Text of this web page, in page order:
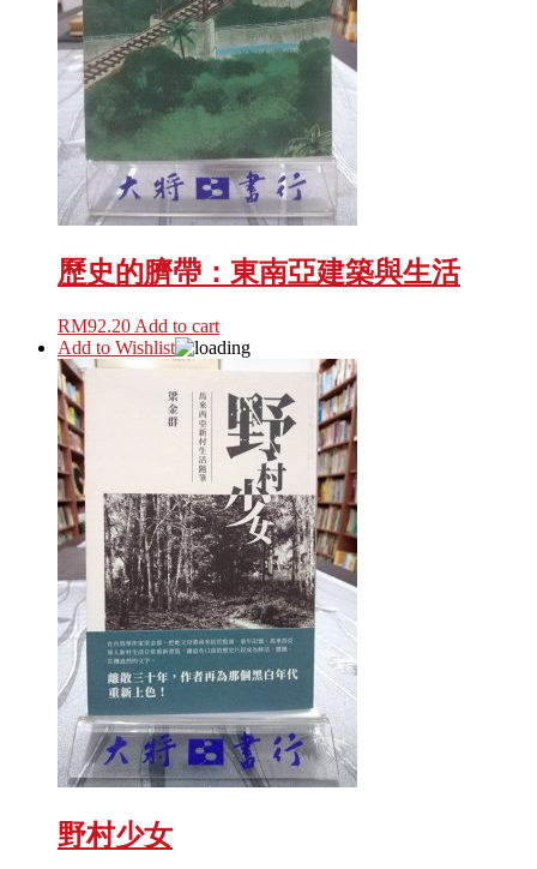
歷史的臍帶：東南亞建築與生活
RM92.20 Add to cart
Add to Wishlist
野村少女